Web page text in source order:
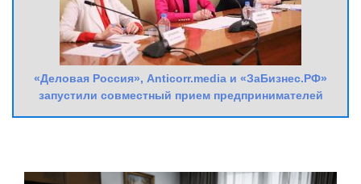
«Деловая Россия», Anticorr.media и «ЗаБизнес.РФ»
запустили совместный прием предпринимателей